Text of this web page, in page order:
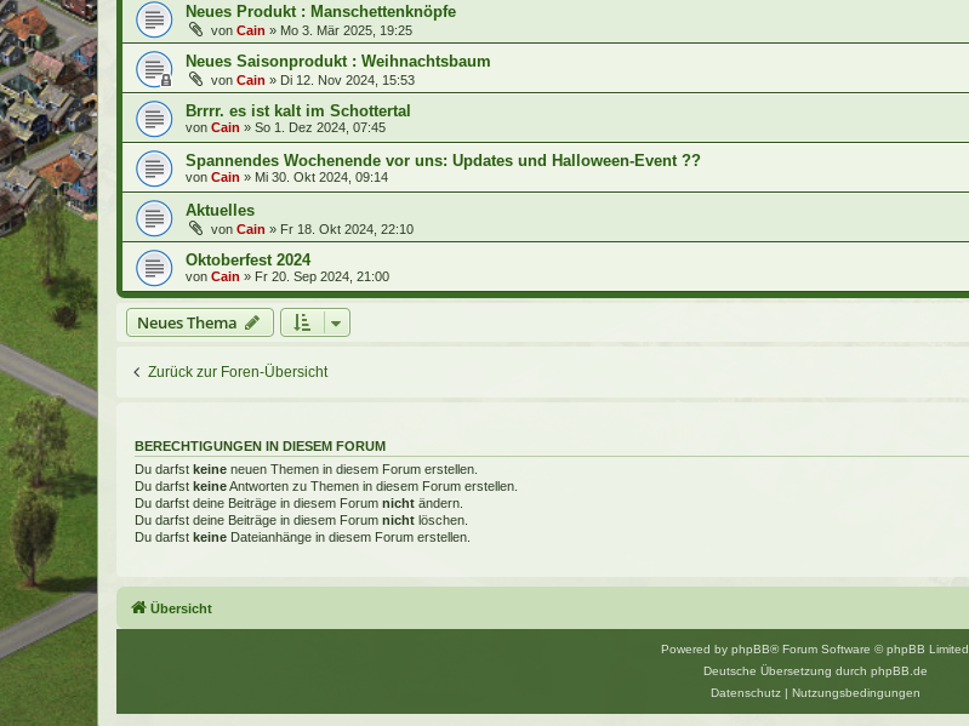
Neues Produkt : Manschettenknöpfe
von Cain » Mo 3. Mär 2025, 19:25
Neues Saisonprodukt : Weihnachtsbaum
von Cain » Di 12. Nov 2024, 15:53
Brrrr. es ist kalt im Schottertal
von Cain » So 1. Dez 2024, 07:45
Spannendes Wochenende vor uns: Updates und Halloween-Event ??
von Cain » Mi 30. Okt 2024, 09:14
Aktuelles
von Cain » Fr 18. Okt 2024, 22:10
Oktoberfest 2024
von Cain » Fr 20. Sep 2024, 21:00
Neues Thema
Zurück zur Foren-Übersicht
BERECHTIGUNGEN IN DIESEM FORUM
Du darfst keine neuen Themen in diesem Forum erstellen.
Du darfst keineAntworten zu Themen in diesem Forum erstellen.
Du darfst deine Beiträge in diesem Forum nicht ändern.
Du darfst deine Beiträge in diesem Forum nicht löschen.
Du darfst keine Dateianhänge in diesem Forum erstellen.
Übersicht
Powered by phpBB® Forum Software © phpBB Limited
Deutsche Übersetzung durch phpBB.de
Datenschutz| Nutzungsbedingungen